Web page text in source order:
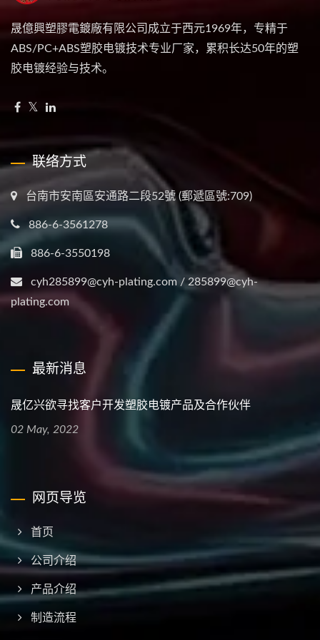
晟億興塑膠電鍍廠有限公司成立于西元1969年，专精于
ABS/PC+ABS塑胶电镀技术专业厂家，累积长达50年的塑
胶电镀经验与技术。
联络方式
台南市安南區安通路二段52號 (郵遞區號:709)
886-6-3561278
886-6-3550198
cyh285899@cyh-plating.com / 285899@cyh-
plating.com
最新消息
晟亿兴欲寻找客户开发塑胶电镀产品及合作伙伴
02 May, 2022
网页导览
首页
公司介绍
产品介绍
制造流程